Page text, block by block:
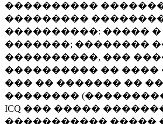
����������
���������
����������: �����
�������; ��������
����������, ���
���������� �� ����
��� �� ������� ��
��������
ICQ ��� �����
����������� �����